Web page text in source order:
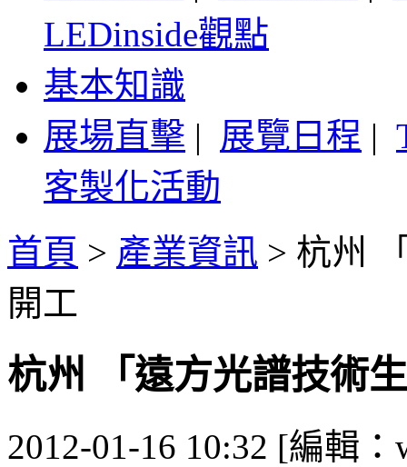
LEDinside觀點
基本知識
展場直擊 | 展覽日程 |
客製化活動
首頁 > 產業資訊 > 杭州
開工
杭州 「遠方光譜技術
2012-01-16 10:32 [編輯：